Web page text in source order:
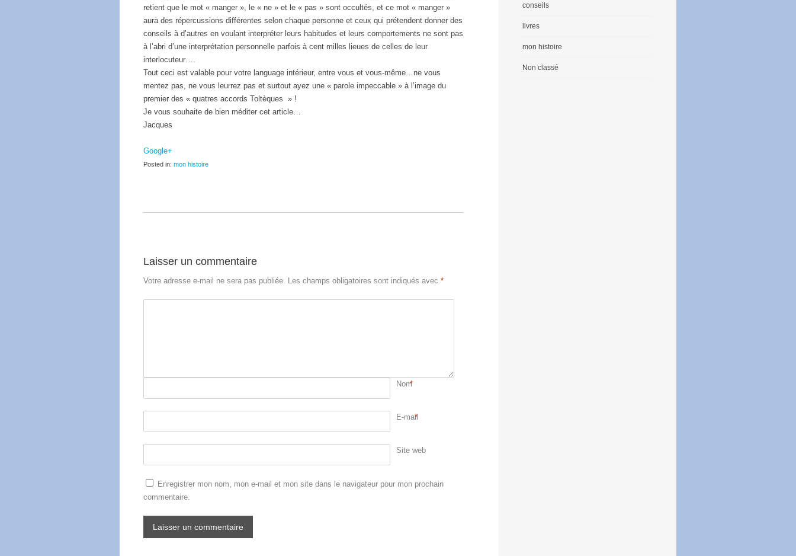
retient que le mot « manger », le « ne » et le « pas » sont occultés, et ce mot « manger »
aura des répercussions différentes selon chaque personne et ceux qui prétendent donner des
conseils à d’autres en voulant interpréter leurs habitudes et leurs comportements ne sont pas
à l’abri d’une interprétation personnelle parfois à cent milles lieues de celles de leur
interlocuteur….
Tout ceci est valable pour votre language intérieur, entre vous et vous-même…ne vous
mentez pas, ne vous leurrez pas et surtout ayez une « parole impeccable » à l’image du
premier des « quatres accords Toltèques » !
Je vous souhaite de bien méditer cet article…
Jacques
Google+
Posted in: mon histoire
Laisser un commentaire
Votre adresse e-mail ne sera pas publiée. Les champs obligatoires sont indiqués avec *
Nom*
E-mail
*
Site web
Enregistrer mon nom, mon e-mail et mon site dans le navigateur pour mon prochain
commentaire.
conseils
livres
mon histoire
Non classé